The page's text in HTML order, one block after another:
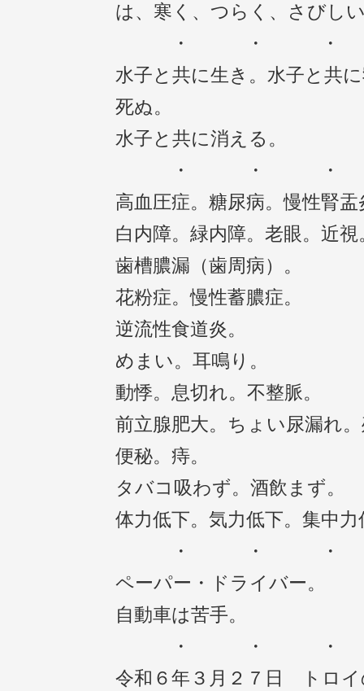
は、寒く、つらく、さびし
・ ・
水子と共に生き。水子と共
死ぬ。
水子と共に消える。
・ ・
高血圧症。糖尿病。慢性腎盂
白内障。緑内障。老眼。近視
歯槽膿漏（歯周病）。
花粉症。慢性蓄膿症。
逆流性食道炎。
めまい。耳鳴り。
動悸。息切れ。不整脈。
前立腺肥大。ちょい尿漏れ
便秘。痔。
タバコ吸わず。酒飲まず。
体力低下。気力低下。集中力
・ ・
ペーパー・ドライバー。
自動車は苦手。
・ ・
令和６年３月２７日 トロ